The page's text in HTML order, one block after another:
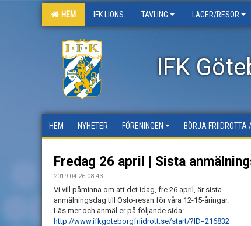
HEM IFK LIONS TÄVLING LÄGER/RESOR
IFK
HEM NYHETER FÖRENINGEN BÖRJA FRIIDROTTA
Fredag 26 april | Sista
2019-04-26 08:43
Vi vill påminna om att det idag, fre 26 april, är sista
anmälningsdag till Oslo-resan för våra 12-15-åringar.
Läs mer och anmäl er på följande sida:
http://www.ifkgoteborgfriidrott.se/start/?ID=216832